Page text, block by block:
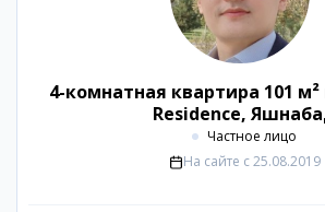
4-комнатная квартира 101
Residence,
Частное лицо
На сайте с 25.08.2019